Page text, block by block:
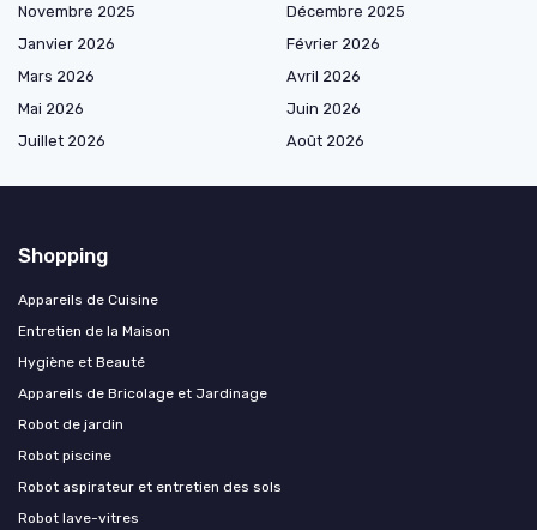
Novembre 2025
Décembre 2025
Janvier 2026
Février 2026
Mars 2026
Avril 2026
Mai 2026
Juin 2026
Juillet 2026
Août 2026
Shopping
Appareils de Cuisine
Entretien de la Maison
Hygiène et Beauté
Appareils de Bricolage et Jardinage
Robot de jardin
Robot piscine
Robot aspirateur et entretien des sols
Robot lave-vitres